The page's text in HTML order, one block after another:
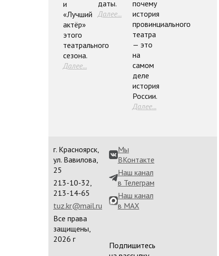
и
«Лучший
актёр»
этого
театрального
сезона.
Далее...
даты.
Далее...
почему
история
провинциального
театра
— это
на
самом
деле
история
России.
Далее...
г. Красноярск,
ул. Вавилова,
25
213-10-32,
213-14-65
tuz.kr@mail.ru
Все права
защищены,
2026 г
Мы
ВКонтакте
Наш канал
в Телеграм
Наш канал
в MAX
Подпишитесь